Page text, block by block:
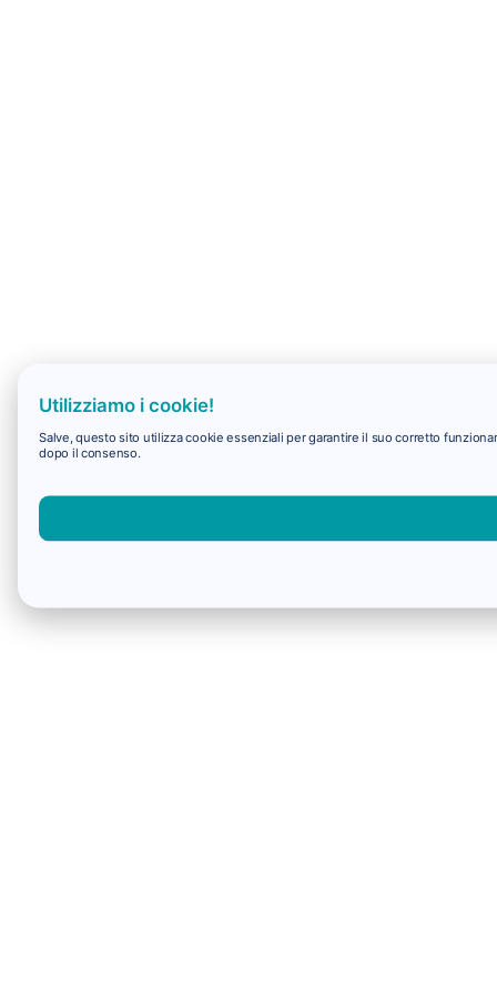
Utilizziamo i cookie!
Salve, questo sito utilizza cookie essenziali per garantire il suo corretto
dopo il consenso.